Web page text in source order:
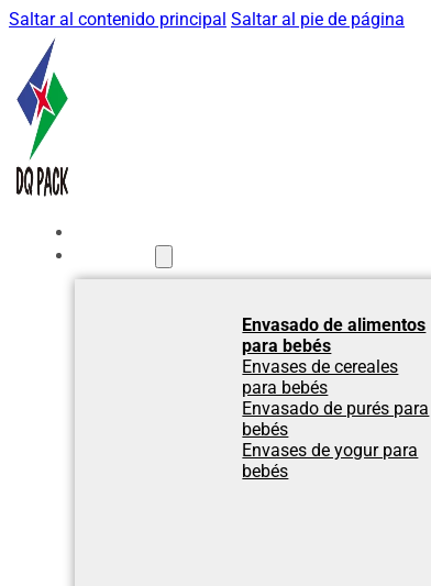
Saltar al contenido principal Saltar al pie de página
Envasado de alimentos
para bebés
Envases de cereales
para bebés
Envasado de purés para
bebés
Envases de yogur para
bebés